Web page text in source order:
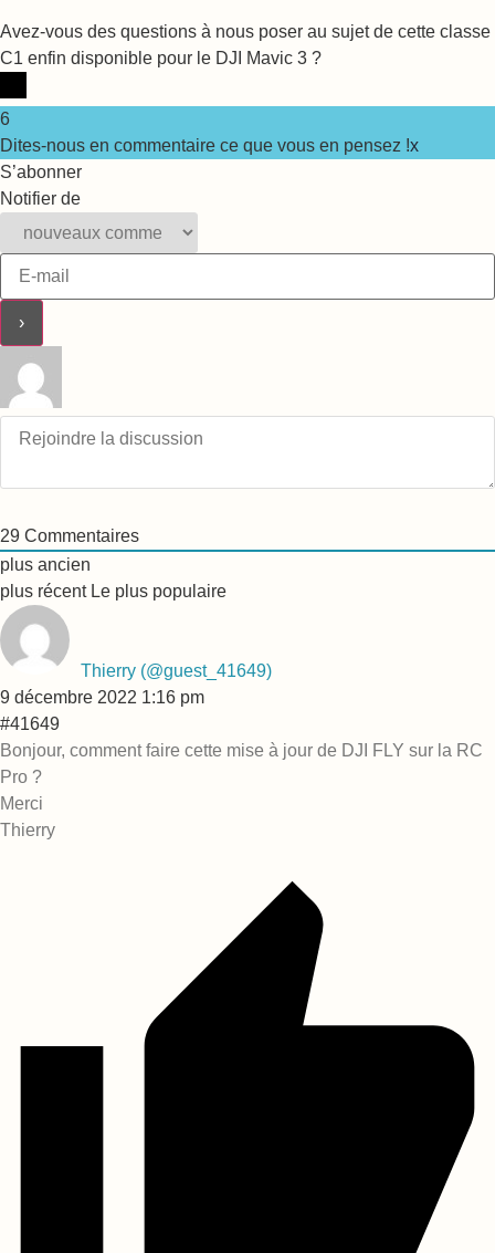
Avez-vous des questions à nous poser au sujet de cette classe
C1 enfin disponible pour le DJI Mavic 3 ?
6
Dites-nous en commentaire ce que vous en pensez !x
S’abonner
Notifier de
29 Commentaires
plus ancien
plus récent Le plus populaire
Thierry (@guest_41649)
9 décembre 2022 1:16 pm
#41649
Bonjour, comment faire cette mise à jour de DJI FLY sur la RC
Pro ?
Merci
Thierry